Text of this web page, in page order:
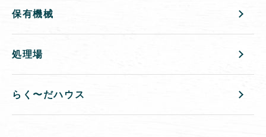
保有機械
処理場
らく〜だハウス